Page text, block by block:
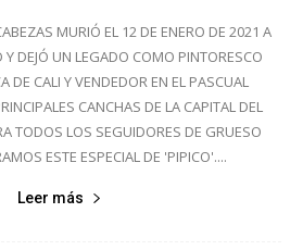
MURIÓ EL 12 DE ENERO DE 2021 A
DEJÓ UN LEGADO COMO PINTORESCO
DE CALI Y VENDEDOR EN EL PASCUAL
CANCHAS DE LA CAPITAL DEL
TODOS LOS SEGUIDORES DE GRUESO
ESTE ESPECIAL DE 'PIPICO'....
Leer más